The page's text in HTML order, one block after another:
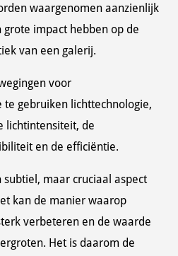
waargenomen aanzienlijk
impact hebben op de
van een galerij.
voor
gebruiken lichttechnologie,
lichtintensiteit, de
en de efficiëntie.
maar cruciaal aspect
kan de manier waarop
verbeteren en de waarde
Het is daarom de